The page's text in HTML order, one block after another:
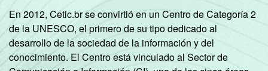
GRAU DE
INSTRUÇÃO
Analfabeto/
Fundamental
1
incompleto
91,13
En 2012, Cetic.br se convirtió en un Centro de Categoría 2
de la UNESCO, el primero de su tipo dedicado al
desarrollo de la sociedad de la información y del
conocimiento. El Centro está vinculado al Sector de